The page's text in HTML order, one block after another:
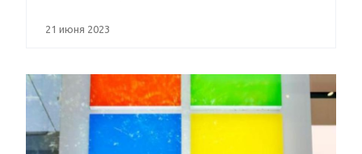
21 июня 2023